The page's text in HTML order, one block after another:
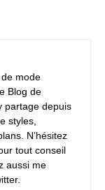
mode
Blog de
partage depuis
styles,
N’hésitez
tout conseil
aussi me